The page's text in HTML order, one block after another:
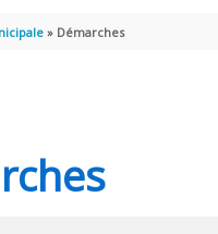
PRINCIPAL
Démarches